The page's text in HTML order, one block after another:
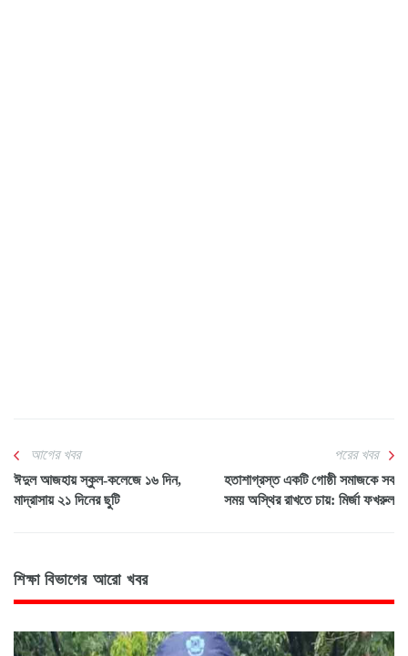
আগের খবর
ঈদুল আজহায় স্কুল-কলেজে ১৬ দিন,
মাদ্রাসায় ২১ দিনের ছুটি
পরের খবর
হতাশাগ্রস্ত একটি গোষ্ঠী সমাজকে সব
সময় অস্থির রাখতে চায়: মির্জা ফখরুল
শিক্ষা বিভাগের আরো খবর